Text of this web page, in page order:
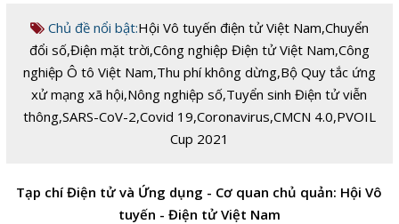
Chủ đề nổi bật:Hội Vô tuyến điện tử Việt Nam,Chuyển
đổi số,Điện mặt trời,Công nghiệp Điện tử Việt Nam,Công
nghiệp Ô tô Việt Nam,Thu phí không dừng,Bộ Quy tắc ứng
xử mạng xã hội,Nông nghiệp số,Tuyển sinh Điện tử viễn
thông,SARS-CoV-2,Covid 19,Coronavirus,CMCN 4.0,PVOIL
Cup 2021
Tạp chí Điện tử và Ứng dụng - Cơ quan chủ quản: Hội Vô
tuyến - Điện tử Việt Nam